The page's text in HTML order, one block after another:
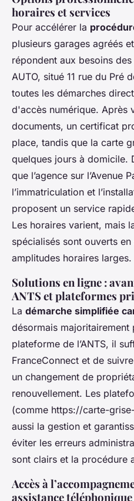
horaires et services
Pour accélérer la
plusieurs garages agréés
répondent aux besoins
AUTO, situé 11 rue du Pré
toutes les démarches
d'accès numérique. Après
documents, un certificat
place, tandis que la carte
quelques jours à domicile.
que l’agence sur l’Avenue
l’immatriculation et
proposent un service
Les horaires varient, mais
spécialisés sont ouverts
amplitudes horaires larges.
Solutions en ligne :
ANTS et plateformes
La démarche simplifiée
désormais majoritairement
plateforme de l’ANTS, il
FranceConnect et de
un changement de
renouvellement. Les
(comme https://carte-
aussi la gestion et
éviter les erreurs
sont clairs et la procédure
Accès à
assistance